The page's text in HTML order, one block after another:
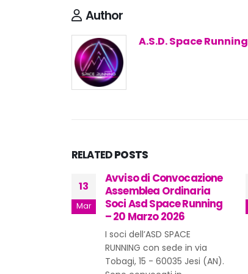
Author
A.S.D. Space Running
RELATEDPOSTS
13
Ott
Space Atletica – OnLine
– Abbigliamento
stagione 2023/2024
L’Asd Space Running con la
presente vuole informare
tutti i ragazzi e ragazze
iscritti ai corsi di SPACE